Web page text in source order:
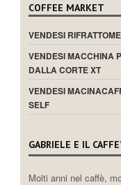
COFFEE MARKET
VENDESI
VENDESI MACCHINA
DALLA CORTE XT
VENDESI
SELF
GABRIELE E IL CAFFE’
Molti anni nel caffè,